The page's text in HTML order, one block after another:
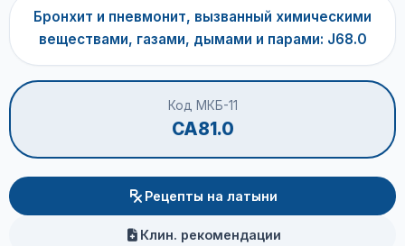
Бронхит и пневмонит, вызванный химическими
веществами, газами, дымами и парами: J68.0
Код МКБ-11
CA81.0
Рецепты на латыни
Клин. рекомендации